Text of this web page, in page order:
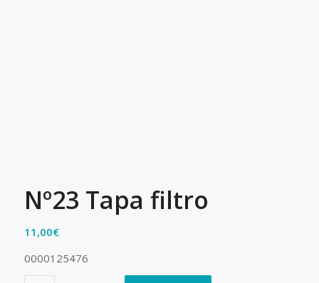
Nº23 Tapa filtro
11,00€
0000125476